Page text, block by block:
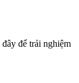
để trải nghiệm